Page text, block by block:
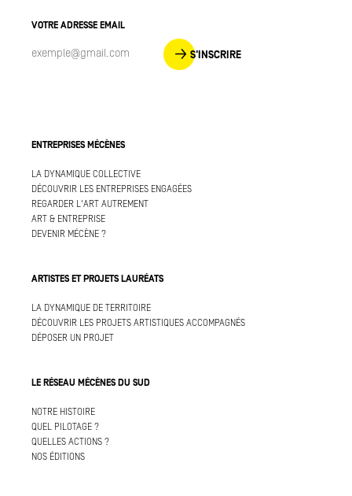
VOTRE ADRESSE EMAIL
S'INSCRIRE
ENTREPRISES MÉCÈNES
LA DYNAMIQUE COLLECTIVE
DÉCOUVRIR LES ENTREPRISES ENGAGÉES
REGARDER L'ART AUTREMENT
ART & ENTREPRISE
DEVENIR MÉCÈNE ?
ARTISTES ET PROJETS LAURÉATS
LA DYNAMIQUE DE TERRITOIRE
DÉCOUVRIR LES PROJETS ARTISTIQUES ACCOMPAGNÉS
DÉPOSER UN PROJET
LE RÉSEAU MÉCÈNES DU SUD
NOTRE HISTOIRE
QUEL PILOTAGE ?
QUELLES ACTIONS ?
NOS ÉDITIONS